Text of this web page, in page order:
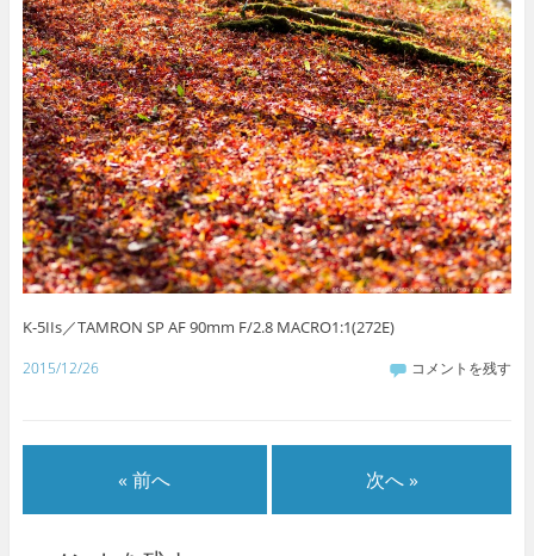
K-5IIs／TAMRON SP AF 90mm F/2.8 MACRO1:1(272E)
2015/12/26 コメントを残す
« 前へ 次へ »